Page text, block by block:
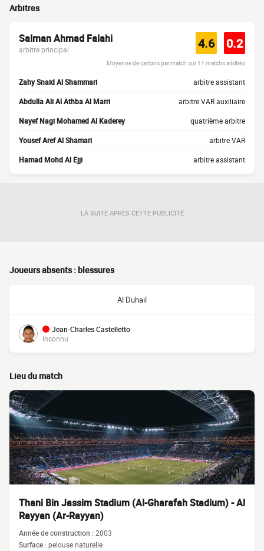
Arbitres
Salman Ahmad Falahi
arbitre principal 4.6 0.2
Moyenne de cartons par match sur 11 matchs arbitrés
Zahy Snaid Al Shammari arbitre assistant
Abdulla Ali Al Athba Al Marri arbitre VAR auxiliaire
Nayef Nagi Mohamed Al Kaderey quatrième arbitre
Yousef Aref Al Shamari arbitre VAR
Hamad Mohd Al Ejji arbitre assistant
LA SUITE APRÈS CETTE PUBLICITÉ
Joueurs absents : blessures
Al Duhail
Jean-Charles Castelletto
Inconnu
Lieu du match
Thani Bin Jassim Stadium (Al-Gharafah Stadium) - Al
Rayyan (Ar-Rayyan)
Année de construction :2003
Surface :pelouse naturelle